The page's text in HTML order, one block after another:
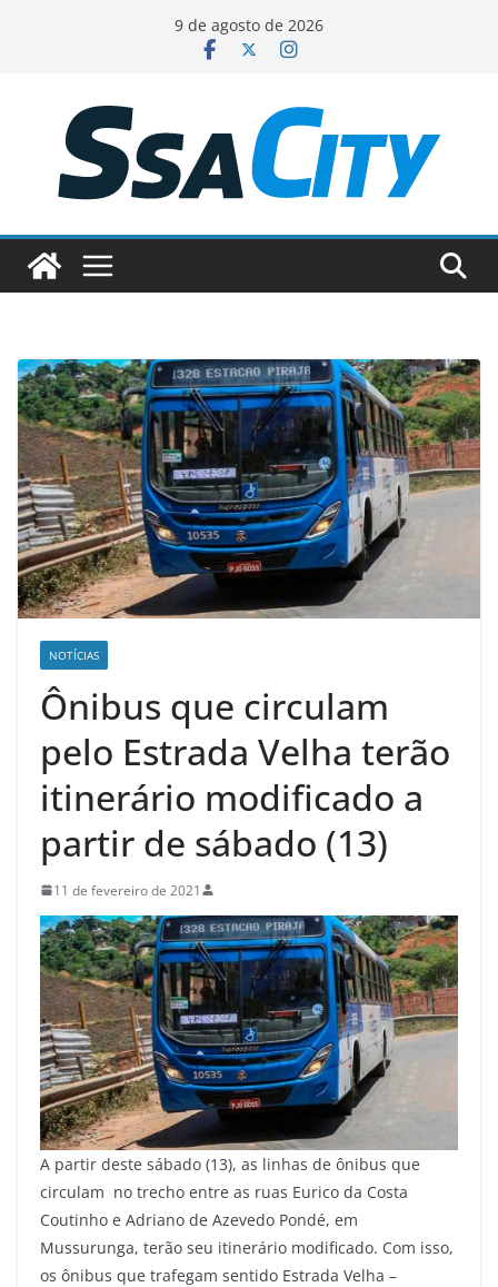
conteúdo
9 de agosto de 2026
NOTÍCIAS
Ônibus que circulam
pelo Estrada Velha terão
itinerário modificado a
partir de sábado (13)
11 de fevereiro de 2021
A partir deste sábado (13), as linhas de ônibus que
circulam no trecho entre as ruas Eurico da Costa
Coutinho e Adriano de Azevedo Pondé, em
Mussurunga, terão seu itinerário modificado. Com isso,
os ônibus que trafegam sentido Estrada Velha –